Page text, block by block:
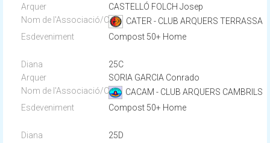
CASTELLÓ FOLCH Josep
CATER - CLUB ARQUERS TERRASSA
Compost 50+ Home
25C
SORIA GARCIA Conrado
CACAM - CLUB ARQUERS CAMBRILS
Compost 50+ Home
25D